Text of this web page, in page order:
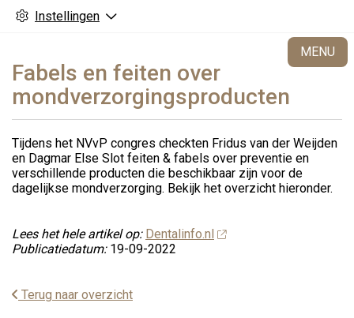
Instellingen
MENU
Fabels en feiten over
mondverzorgingsproducten
Tijdens het NVvP congres checkten Fridus van der Weijden
en Dagmar Else Slot feiten & fabels over preventie en
verschillende producten die beschikbaar zijn voor de
dagelijkse mondverzorging. Bekijk het overzicht hieronder.
Lees het hele artikel op: Dentalinfo.nl
Publicatiedatum: 19-09-2022
Terug naar overzicht